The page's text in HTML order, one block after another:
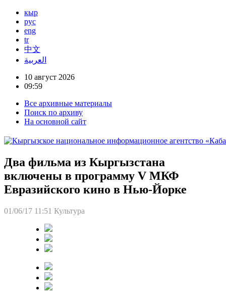
кыр
рус
eng
tr
中文
العربية
10 август 2026
09:59
Все архивные материалы
Поиск по архиву
На основной сайт
Два фильма из Кыргызстана
включены в программу V МКФ
Евразийского кино в Нью-Йорке
01/06/17 11:51 Культура